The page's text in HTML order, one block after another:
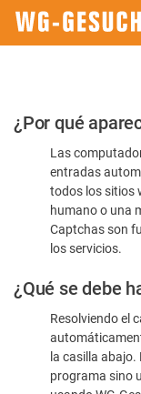
Por
favor,
confirme
humano
¿Por qué
Las
entradas
todos los sitios
humano o una
Captchas son
los servicios.
¿Qué se debe
Resolviendo el
la casilla abajo.
programa sino